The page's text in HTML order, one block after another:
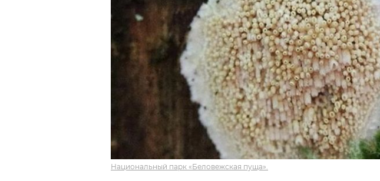
Национальный парк «Беловежская пуща».